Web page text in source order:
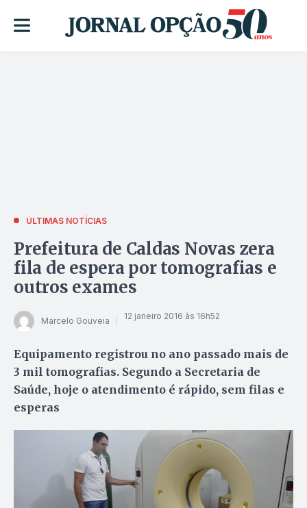
ÚLTIMAS NOTÍCIAS
Prefeitura de Caldas Novas zera
fila de espera por tomografias e
outros exames
Marcelo Gouveia 12 janeiro 2016 às 16h52
Equipamento registrou no ano passado mais de
3 mil tomografias. Segundo a Secretaria de
Saúde, hoje o atendimento é rápido, sem filas e
esperas